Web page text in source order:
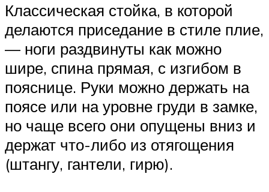
Классическая стойка, в которой
делаются приседание в стиле плие,
— ноги раздвинуты как можно
шире, спина прямая, с изгибом в
пояснице. Руки можно держать на
поясе или на уровне груди в замке,
но чаще всего они опущены вниз и
держат что-либо из отягощения
(штангу, гантели, гирю).